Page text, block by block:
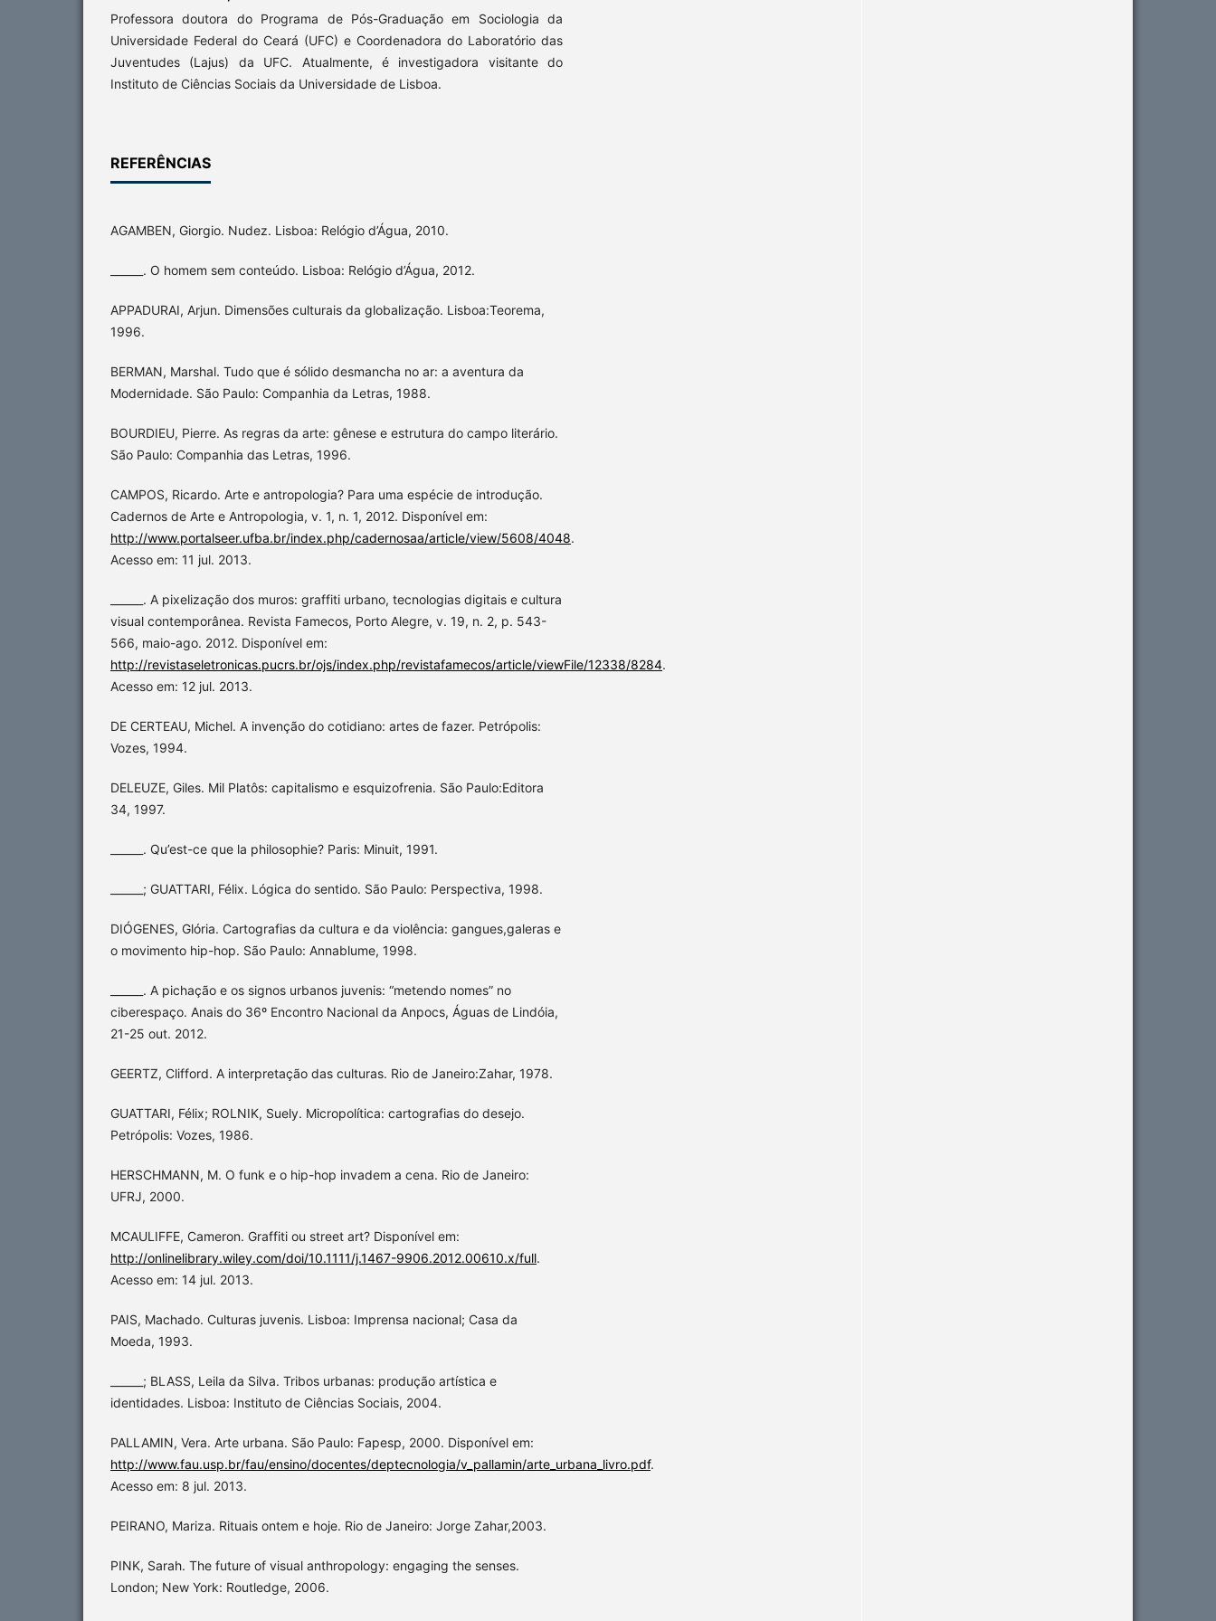
Professora doutora do Programa de Pós-Graduação em Sociologia da
Universidade Federal do Ceará (UFC) e Coordenadora do Laboratório das
Juventudes (Lajus) da UFC. Atualmente, é investigadora visitante do
Instituto de Ciências Sociais da Universidade de Lisboa.
REFERÊNCIAS
AGAMBEN, Giorgio. Nudez. Lisboa: Relógio d’Água, 2010.
______. O homem sem conteúdo. Lisboa: Relógio d’Água, 2012.
APPADURAI, Arjun. Dimensões culturais da globalização. Lisboa:Teorema,
1996.
BERMAN, Marshal. Tudo que é sólido desmancha no ar: a aventura da
Modernidade. São Paulo: Companhia da Letras, 1988.
BOURDIEU, Pierre. As regras da arte: gênese e estrutura do campo literário.
São Paulo: Companhia das Letras, 1996.
CAMPOS, Ricardo. Arte e antropologia? Para uma espécie de introdução.
Cadernos de Arte e Antropologia, v. 1, n. 1, 2012. Disponível em:
http://www.portalseer.ufba.br/index.php/cadernosaa/article/view/5608/4048.
Acesso em: 11 jul. 2013.
______. A pixelização dos muros: graffiti urbano, tecnologias digitais e cultura
visual contemporânea. Revista Famecos, Porto Alegre, v. 19, n. 2, p. 543-
566, maio-ago. 2012. Disponível em:
http://revistaseletronicas.pucrs.br/ojs/index.php/revistafamecos/article/viewFile/12338/8284.
Acesso em: 12 jul. 2013.
DE CERTEAU, Michel. A invenção do cotidiano: artes de fazer. Petrópolis:
Vozes, 1994.
DELEUZE, Giles. Mil Platôs: capitalismo e esquizofrenia. São Paulo:Editora
34, 1997.
______. Qu’est-ce que la philosophie? Paris: Minuit, 1991.
______; GUATTARI, Félix. Lógica do sentido. São Paulo: Perspectiva, 1998.
DIÓGENES, Glória. Cartografias da cultura e da violência: gangues,galeras e
o movimento hip-hop. São Paulo: Annablume, 1998.
______. A pichação e os signos urbanos juvenis: “metendo nomes” no
ciberespaço. Anais do 36º Encontro Nacional da Anpocs, Águas de Lindóia,
21-25 out. 2012.
GEERTZ, Clifford. A interpretação das culturas. Rio de Janeiro:Zahar, 1978.
GUATTARI, Félix; ROLNIK, Suely. Micropolítica: cartografias do desejo.
Petrópolis: Vozes, 1986.
HERSCHMANN, M. O funk e o hip-hop invadem a cena. Rio de Janeiro:
UFRJ, 2000.
MCAULIFFE, Cameron. Graffiti ou street art? Disponível em:
http://onlinelibrary.wiley.com/doi/10.1111/j.1467-9906.2012.00610.x/full.
Acesso em: 14 jul. 2013.
PAIS, Machado. Culturas juvenis. Lisboa: Imprensa nacional; Casa da
Moeda, 1993.
______; BLASS, Leila da Silva. Tribos urbanas: produção artística e
identidades. Lisboa: Instituto de Ciências Sociais, 2004.
PALLAMIN, Vera. Arte urbana. São Paulo: Fapesp, 2000. Disponível em:
http://www.fau.usp.br/fau/ensino/docentes/deptecnologia/v_pallamin/arte_urbana_livro.pdf.
Acesso em: 8 jul. 2013.
PEIRANO, Mariza. Rituais ontem e hoje. Rio de Janeiro: Jorge Zahar,2003.
PINK, Sarah. The future of visual anthropology: engaging the senses.
London; New York: Routledge, 2006.